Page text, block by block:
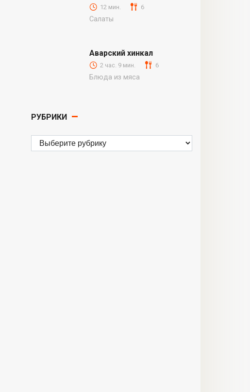
12 мин. 6
Салаты
Аварский хинкал
2 час. 9 мин. 6
Блюда из мяса
РУБРИКИ
Рубрики